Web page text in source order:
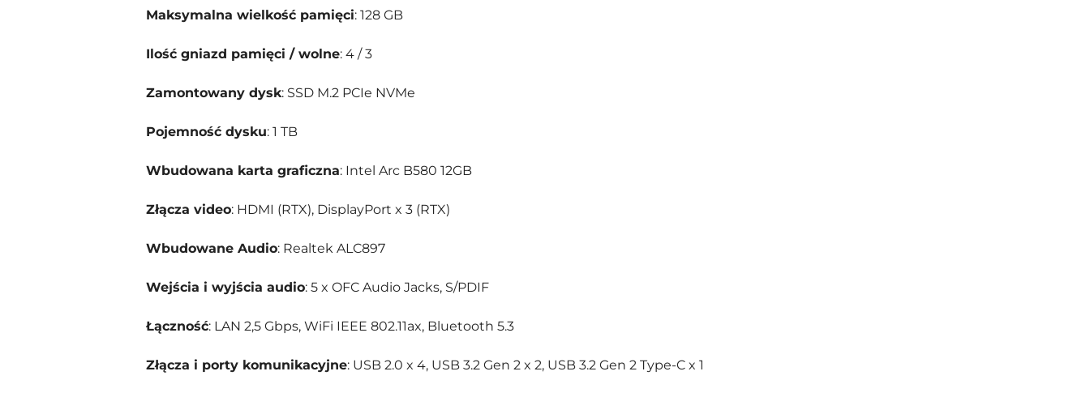
Maksymalna wielkość pamięci: 128 GB
Ilość gniazd pamięci / wolne: 4 / 3
Zamontowany dysk: SSD M.2 PCIe NVMe
Pojemność dysku: 1 TB
Wbudowana karta graficzna: Intel Arc B580 12GB
Złącza video: HDMI (RTX), DisplayPort x 3 (RTX)
Wbudowane Audio: Realtek ALC897
Wejścia i wyjścia audio: 5 x OFC Audio Jacks, S/PDIF
Łączność: LAN 2,5 Gbps, WiFi IEEE 802.11ax, Bluetooth 5.3
Złącza i porty komunikacyjne: USB 2.0 x 4, USB 3.2 Gen 2 x 2, USB 3.2 Gen 2 Type-C x 1